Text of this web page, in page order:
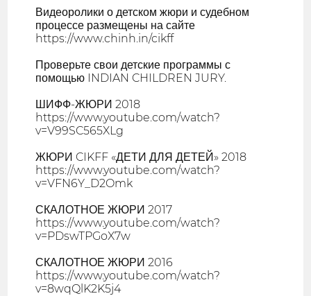
Видеоролики о детском жюри и судебном
процессе размещены на сайте
https://www.chinh.in/cikff
Проверьте свои детские программы с
помощью INDIAN CHILDREN JURY.
ШИФФ-ЖЮРИ 2018
https://www.youtube.com/watch?
v=V99SC565XLg
ЖЮРИ CIKFF «ДЕТИ ДЛЯ ДЕТЕЙ» 2018
https://www.youtube.com/watch?
v=VFN6Y_D2Omk
СКАЛОТНОЕ ЖЮРИ 2017
https://www.youtube.com/watch?
v=PDswTPGoX7w
СКАЛОТНОЕ ЖЮРИ 2016
https://www.youtube.com/watch?
v=8wqQlK2K5j4